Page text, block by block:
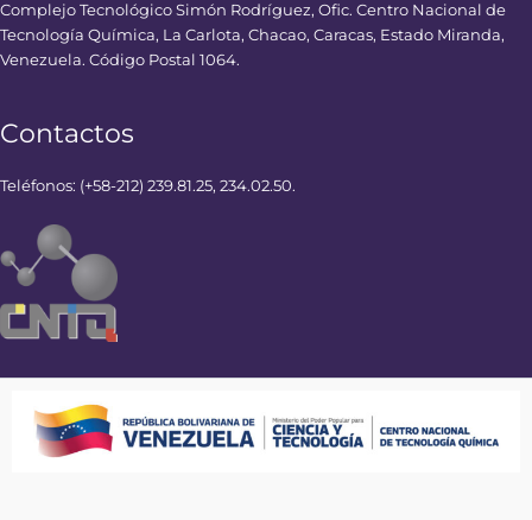
Complejo Tecnológico Simón Rodríguez, Ofic. Centro Nacional de
Tecnología Química, La Carlota, Chacao, Caracas, Estado Miranda,
Venezuela. Código Postal 1064.
Contactos
Teléfonos: (+58-212) 239.81.25, 234.02.50.